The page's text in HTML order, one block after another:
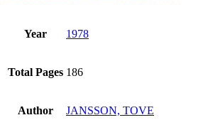
Year 1978
Total Pages 186
Author JANSSON, TOVE